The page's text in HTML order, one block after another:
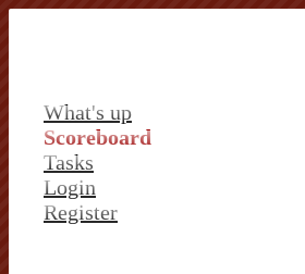
What's up
Scoreboard
Tasks
Login
Register